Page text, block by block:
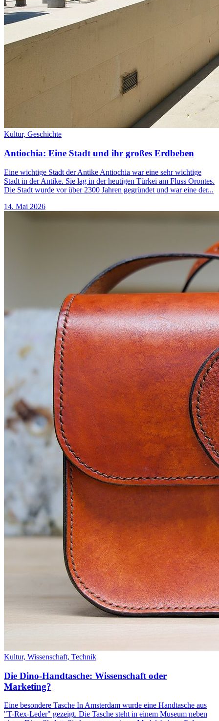
Kultur, Geschichte
Antiochia: Eine Stadt und ihr großes Erdbeben
Eine wichtige Stadt der Antike Antiochia war eine sehr wichtige
Stadt in der Antike. Sie lag in der heutigen Türkei am Fluss Orontes.
Die Stadt wurde vor über 2300 Jahren gegründet und war eine der...
14. Mai 2026
Kultur, Wissenschaft, Technik
Die Dino-Handtasche: Wissenschaft oder
Marketing?
Eine besondere Tasche In Amsterdam wurde eine Handtasche aus
"T-Rex-Leder" gezeigt. Die Tasche steht in einem Museum neben